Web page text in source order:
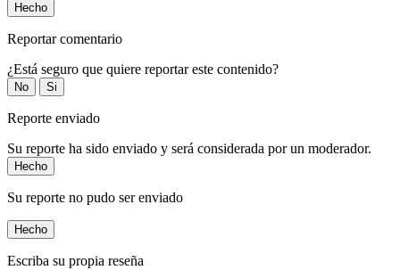
Hecho
Reportar comentario
¿Está seguro que quiere reportar este contenido?
No Si
Reporte enviado
Su reporte ha sido enviado y será considerada por un moderador.
Hecho
Su reporte no pudo ser enviado
Hecho
Escriba su propia reseña